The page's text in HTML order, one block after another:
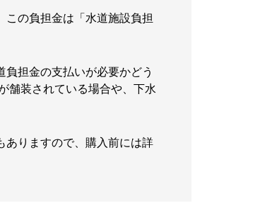
の負担金は「水道施設負担
担金の支払いが必要かどう
舗装されている場合や、下水
ありますので、購入前には詳